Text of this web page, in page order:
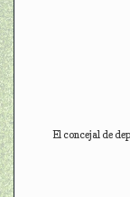
El concejal de